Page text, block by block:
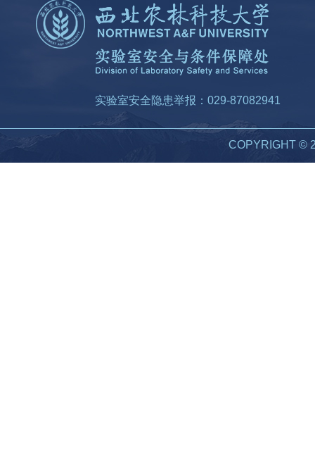
实验室安全隐患举报：029-87082941
COPYRIGHT ©